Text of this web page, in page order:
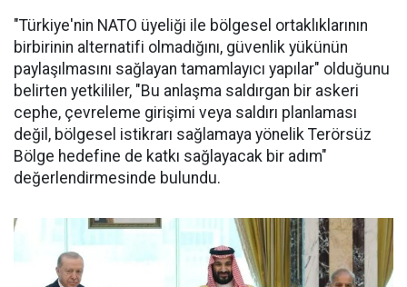
"Türkiye'nin NATO üyeliği ile bölgesel ortaklıklarının
birbirinin alternatifi olmadığını, güvenlik yükünün
paylaşılmasını sağlayan tamamlayıcı yapılar" olduğunu
belirten yetkililer, "Bu anlaşma saldırgan bir askeri
cephe, çevreleme girişimi veya saldırı planlaması
değil, bölgesel istikrarı sağlamaya yönelik Terörsüz
Bölge hedefine de katkı sağlayacak bir adım"
değerlendirmesinde bulundu.